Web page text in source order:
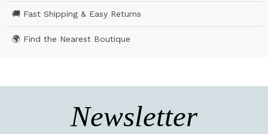
🚚 Fast Shipping & Easy Returns
🌍 Find the Nearest Boutique
Newsletter